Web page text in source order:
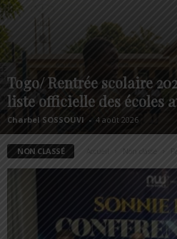
Togo/ Rentrée scolaire
liste officielle des écoles
Charbel SOSSOUVI - 4 août 2026
NON CLASSÉ Non classé